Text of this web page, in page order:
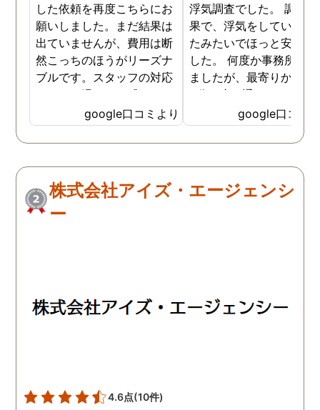
した依頼を再度こちらにお
願いしました。まだ結果は
出ていませんが、費用は断
然こっちのほうがリーズナ
ブルです。スタッフの対応
なんかも温かみを感じま
す。はじめからこちらにす
ればよかったです😢 …
google口コミより
浮気調査でした。 調査
果で、浮気をしていなか
たみたいでほっと安心し
した。 何度か事務所に
ましたが、最寄りから徒
3分程度で通いやすかっ
google口コミ
株式会社アイズ・エージェンシ
ー
4.6点(10件)